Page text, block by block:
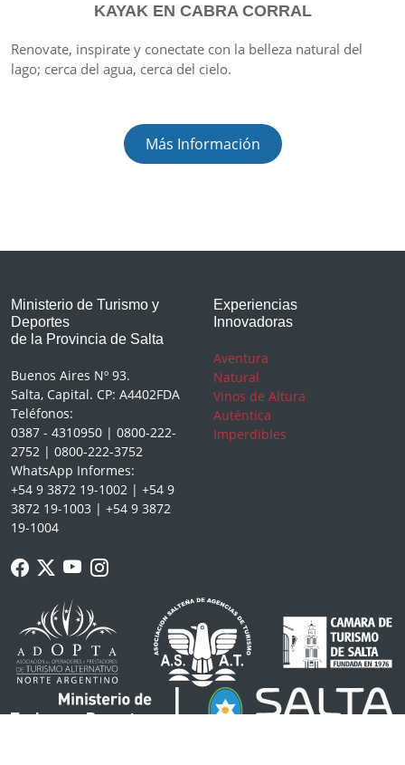
KAYAK EN CABRA CORRAL
Renovate, inspirate y conectate con la belleza natural del
lago; cerca del agua, cerca del cielo.
Más Información
Ministerio de Turismo y
Deportes
de la Provincia de Salta
Buenos Aires Nº 93.
Salta, Capital. CP: A4402FDA
Teléfonos:
0387 - 4310950 | 0800-222-
2752 | 0800-222-3752
WhatsApp Informes:
+54 9 3872 19-1002 | +54 9
3872 19-1003 | +54 9 3872
19-1004
Experiencias
Innovadoras
Aventura
Natural
Vinos de Altura
Auténtica
Imperdibles